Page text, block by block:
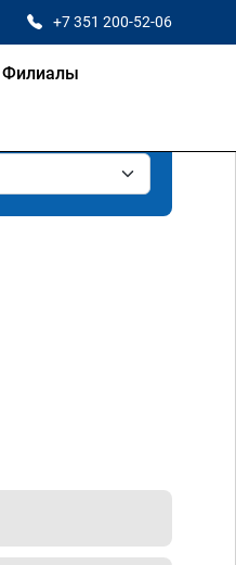
+7 351 200-52-06
Филиалы